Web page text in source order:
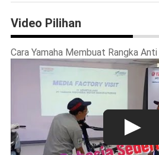
Video Pilihan
Cara Yamaha Membuat Rangka